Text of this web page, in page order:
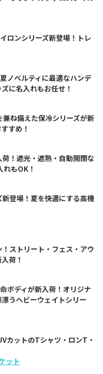
ロンシリーズ新登場！トレ
ノベルティに最適なハンデ
に名入れもお任せ！
ね備えた保冷シリーズが新
すめ！
！遮光・遮熱・自動開閉な
もOK！
登場！夏を快適にする高機
ストリート・フェス・アウ
荷！
ボディが新入荷！オリジナ
うヘビーウェイトシリー
カットのTシャツ・ロンT・
ット